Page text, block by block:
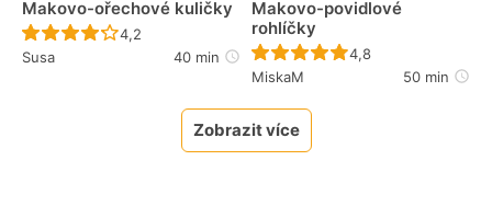
Makovo-ořechové kuličky
Recept ještě nebyl hodnocen
4,2
Susa
40 min
Makovo-povidlové
rohlíčky
Recept ještě nebyl
4,8
MiskaM
50 min
Zobrazit více